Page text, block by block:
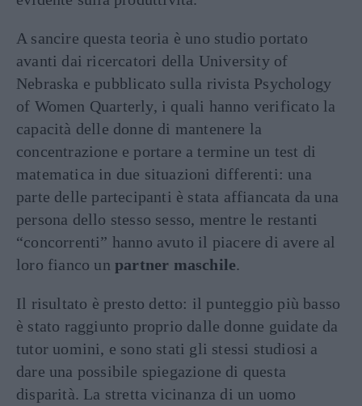
A sancire questa teoria è uno studio portato
avanti dai ricercatori della University of
Nebraska e pubblicato sulla rivista Psychology
of Women Quarterly, i quali hanno verificato la
capacità delle donne di mantenere la
concentrazione e portare a termine un test di
matematica in due situazioni differenti: una
parte delle partecipanti è stata affiancata da una
persona dello stesso sesso, mentre le restanti
“concorrenti” hanno avuto il piacere di avere al
loro fianco un partner maschile.
Il risultato è presto detto: il punteggio più basso
è stato raggiunto proprio dalle donne guidate da
tutor uomini, e sono stati gli stessi studiosi a
dare una possibile spiegazione di questa
disparità. La stretta vicinanza di un uomo